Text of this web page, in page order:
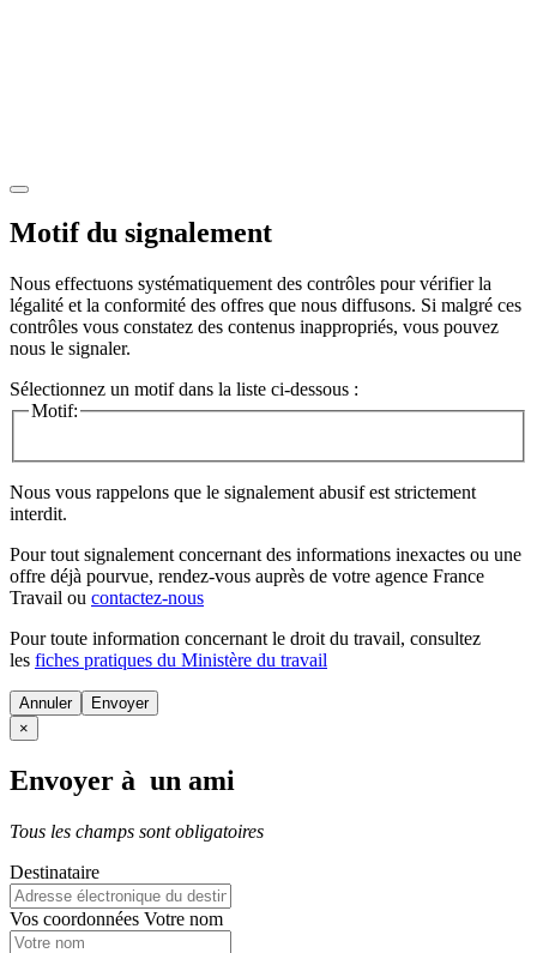
Motif du signalement
Nous effectuons systématiquement des contrôles pour vérifier la
légalité et la conformité des offres que nous diffusons. Si malgré ces
contrôles vous constatez des contenus inappropriés, vous pouvez
nous le signaler.
Sélectionnez un motif dans la liste ci-dessous :
Motif:
Nous vous rappelons que le signalement abusif est strictement
interdit.
Pour tout signalement concernant des informations inexactes ou une
offre déjà pourvue, rendez-vous auprès de votre agence France
Travail ou contactez-nous
Pour toute information concernant le droit du travail, consultez
les fiches pratiques du Ministère du travail
Annuler
×
Envoyer à un ami
Tous les champs sont obligatoires
Destinataire
Vos coordonnées Votre nom